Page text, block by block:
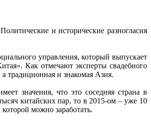
и исторические разногласия
управления, который выпускает
Как отмечают эксперты свадебного
традиционная и знакомая Азия.
значения, что это соседняя страна в
китайских пар, то в 2015-ом – уже 10
можно заработать.